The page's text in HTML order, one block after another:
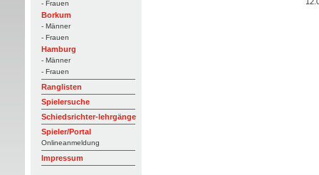
- Frauen
Borkum
- Männer
- Frauen
Hamburg
- Männer
- Frauen
Ranglisten
Spielersuche
Schiedsrichter-lehrgänge
Spieler/Portal
Onlineanmeldung
Impressum